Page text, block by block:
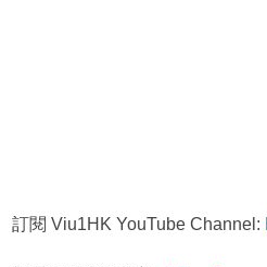
訂閱 Viu1HK YouTube Channel: